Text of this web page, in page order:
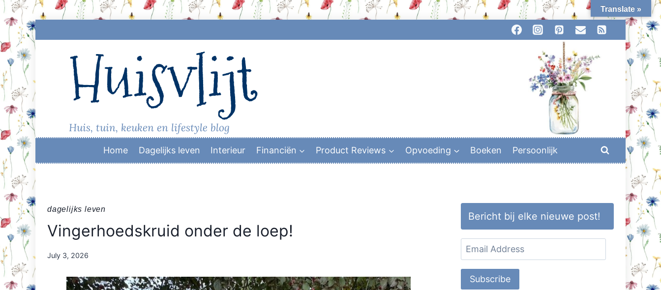
Skip
to
Huisvlijt
Huis, tuin, keuken en lifestyle blog
Home Dagelijks leven Interieur Financiën Product Reviews Opvoeding Boeken Persoonlijk
dagelijks leven
Vingerhoedskruid onder de loep!
By
Orriëns
July 3, 2026
Bericht bij elke nieuwe post!
Email
Address
Subscribe
Translate »